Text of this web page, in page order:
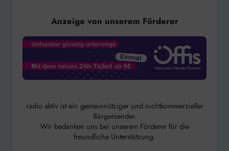
Anzeige von unserem Förderer
radio aktiv ist ein gemeinnütziger und nichtkommerzieller
Bürgersender.
Wir bedanken uns bei unserem Förderer für die
freundliche Unterstützung.